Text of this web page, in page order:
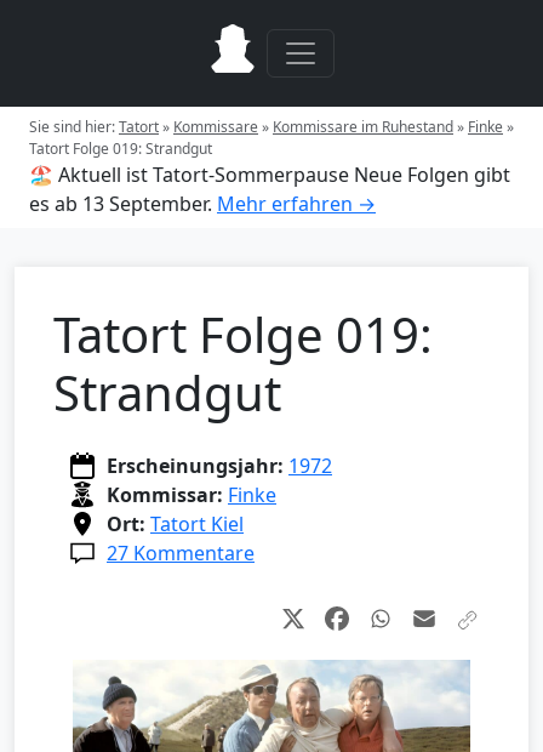
Sie sind hier:Tatort» Kommissare» Kommissare im Ruhestand» Finke»
Tatort Folge 019: Strandgut
🏖️ Aktuell ist Tatort-Sommerpause Neue Folgen gibt
es ab 13 September. Mehr erfahren →
Tatort Folge 019:
Strandgut
Erscheinungsjahr: 1972
Kommissar: Finke
Ort: Tatort Kiel
27 Kommentare